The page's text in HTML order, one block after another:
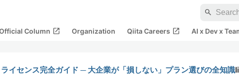
search
Column open_in_new Organization Qiita Careers open_in_new AI x Dev x
イセンス完全ガイド ─ 大企業が「損しない」プラン選びの全知識